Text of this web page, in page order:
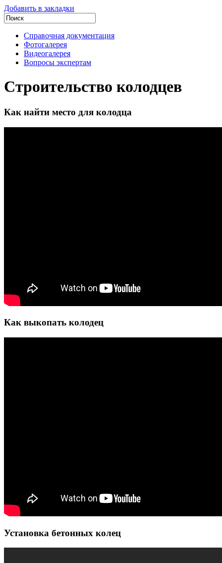
Добавить в закладки
Справочная документация
Фотогалерея
Видеогалерея
Вопросы экспертам
Строительство колодцев
Как найти место для колодца
Как выкопать колодец
Установка бетонных колец